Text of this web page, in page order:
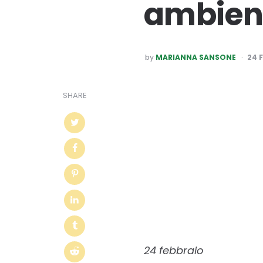
POSTED
BY
by MARIANNA SANSONE 24
SHARE
24 febbraio